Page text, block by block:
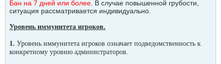
Бан на 7 дней или более . В случае повышенной грубости,
ситуация рассматривается индивидуально.
Уровень иммунитета игроков.
1. Уровень иммунитета игроков означает подведомственность к
конкретному уровню администраторов.